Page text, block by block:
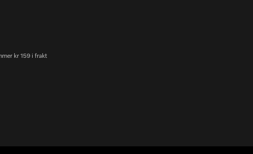
kr 159 i frakt